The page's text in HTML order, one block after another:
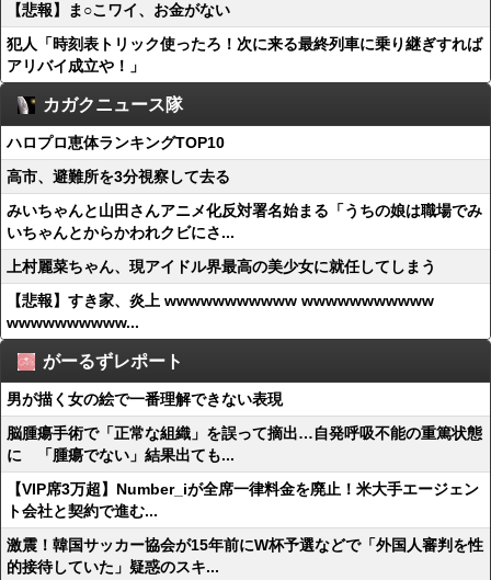
【悲報】ま○こワイ、お金がない
犯人「時刻表トリック使ったろ！次に来る最終列車に乗り継ぎすれば
アリバイ成立や！」
カガクニュース隊
ハロプロ恵体ランキングTOP10
高市、避難所を3分視察して去る
みいちゃんと山田さんアニメ化反対署名始まる「うちの娘は職場でみ
いちゃんとからかわれクビにさ...
上村麗菜ちゃん、現アイドル界最高の美少女に就任してしまう
【悲報】すき家、炎上 wwwwwwwwwww wwwwwwwwwww
wwwwwwwwww...
がーるずレポート
男が描く女の絵で一番理解できない表現
脳腫瘍手術で「正常な組織」を誤って摘出…自発呼吸不能の重篤状態
に 「腫瘍でない」結果出ても...
【VIP席3万超】Number_iが全席一律料金を廃止！米大手エージェン
ト会社と契約で進む...
激震！韓国サッカー協会が15年前にW杯予選などで「外国人審判を性
的接待していた」疑惑のスキ...